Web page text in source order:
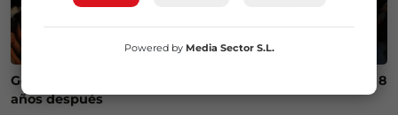
Getxo recupera un campeonato internacional de skate 8
años después
Powered by Media Sector S.L.